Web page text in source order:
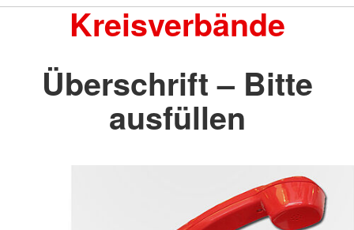
Kreisverbände
Überschrift – Bitte
ausfüllen